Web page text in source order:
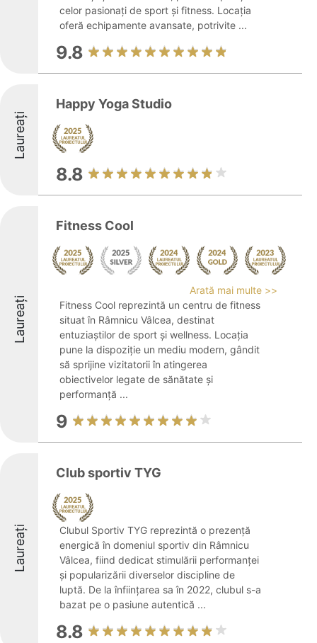
celor pasionați de sport și fitness. Locația
oferă echipamente avansate, potrivite ...
9.8
Laureați
Happy Yoga Studio
8.8
Laureați
Fitness Cool
Arată mai multe >>
Fitness Cool reprezintă un centru de fitness
situat în Râmnicu Vâlcea, destinat
entuziaștilor de sport și wellness. Locația
pune la dispoziție un mediu modern, gândit
să sprijine vizitatorii în atingerea
obiectivelor legate de sănătate și
performanță ...
9
Laureați
Club sportiv TYG
Clubul Sportiv TYG reprezintă o prezență
energică în domeniul sportiv din Râmnicu
Vâlcea, fiind dedicat stimulării performanței
și popularizării diverselor discipline de
luptă. De la înființarea sa în 2022, clubul s-a
bazat pe o pasiune autentică ...
8.8